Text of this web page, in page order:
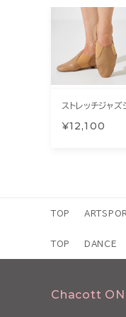
ストレッチジャズ
¥12,100
TOP
TOP DANCE
Chacott